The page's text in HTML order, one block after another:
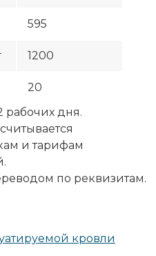
Blanche Beige
595
1200
20
рабочих дня.
и тарифам
по реквизитам.
кровли